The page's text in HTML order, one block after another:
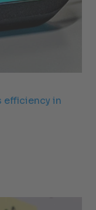
efficiency in